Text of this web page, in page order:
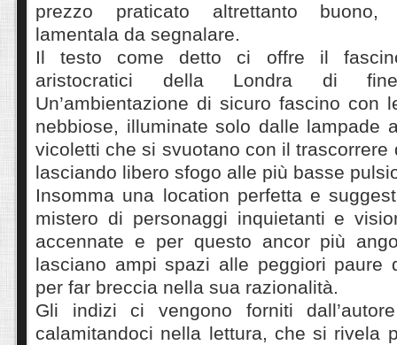
prezzo praticato altrettanto buono,
lamentala da segnalare.
Il testo come detto ci offre il
aristocratici della Londra di
Un’ambientazione di sicuro fascino con
nebbiose, illuminate solo dalle lampade
vicoletti che si svuotano con il trascorrere
lasciando libero sfogo alle più basse
Insomma una location perfetta e
mistero di personaggi inquietanti e
accennate e per questo ancor più
lasciano ampi spazi alle peggiori paure
per far breccia nella sua razionalità.
Gli indizi ci vengono forniti
calamitandoci nella lettura, che si rivela